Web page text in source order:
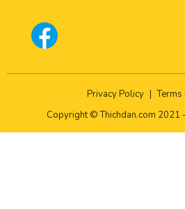
Privacy Policy | Terms
Copyright © Thichdan.com 2021